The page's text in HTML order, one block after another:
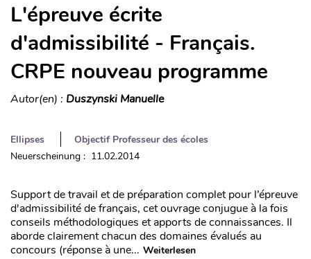
L'épreuve écrite
d'admissibilité - Français.
CRPE nouveau programme
Autor(en) : Duszynski Manuelle
Ellipses
Objectif Professeur des écoles
Neuerscheinung : 11.02.2014
Support de travail et de préparation complet pour l’épreuve
d'admissibilité de français, cet ouvrage conjugue à la fois
conseils méthodologiques et apports de connaissances. Il
aborde clairement chacun des domaines évalués au
concours (réponse à une... Weiterlesen